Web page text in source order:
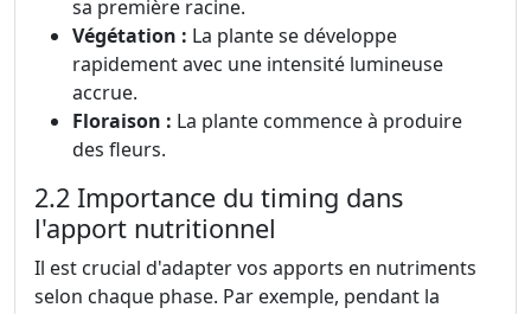
sa première racine.
Végétation : La plante se développe
rapidement avec une intensité lumineuse
accrue.
Floraison : La plante commence à produire
des fleurs.
2.2 Importance du timing dans
l'apport nutritionnel
Il est crucial d'adapter vos apports en nutriments
selon chaque phase. Par exemple, pendant la